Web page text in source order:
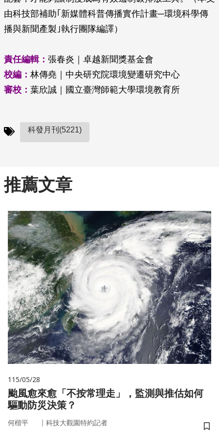
由科技部補助｢新媒體科普傳播實作計畫─環境科學傳
播與新聞產製｣執行團隊編譯）
責任編輯： 張春炎｜卓越新聞獎基金會
校編： 林傳堯｜中央研究院環境變遷研究中心
審校： 葉欣誠｜國立臺灣師範大學環境教育所
科發月刊(5221)
推薦文章
115/05/28
颱風愈來愈「不按常理走」，監測與推估如何
驅動防災決策？
何楷平 ｜ 科技大觀園特約記者
儲